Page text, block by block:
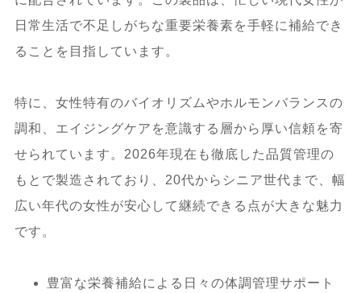
8.ロイヤルハニー女性用の競合製品との比
較と製品選びの指針
8.1.成分・効果・価格・実際の利用者の
傾向から比較
選び方のポイント
日常生活で不足しがちな重要栄養素を手軽に補給でき
ることを目指しています。
特に、女性特有のバイオリズムやホルモンバランスの
調和、エイジングケアを意識する層から厚い信頼を寄
せられています。2026年現在も徹底した品質管理の
もとで製造されており、20代からシニア世代まで、幅
広い年代の女性が安心して継続できる点が大きな魅力
です。
豊富な栄養補給による日々の体調管理サポート